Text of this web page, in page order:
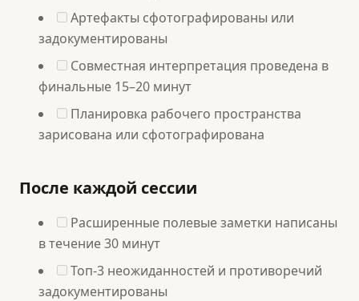
Артефакты сфотографированы или
задокументированы
Совместная интерпретация проведена в
финальные 15–20 минут
Планировка рабочего пространства
зарисована или сфотографирована
После каждой сессии
Расширенные полевые заметки написаны
в течение 30 минут
Топ-3 неожиданностей и противоречий
задокументированы